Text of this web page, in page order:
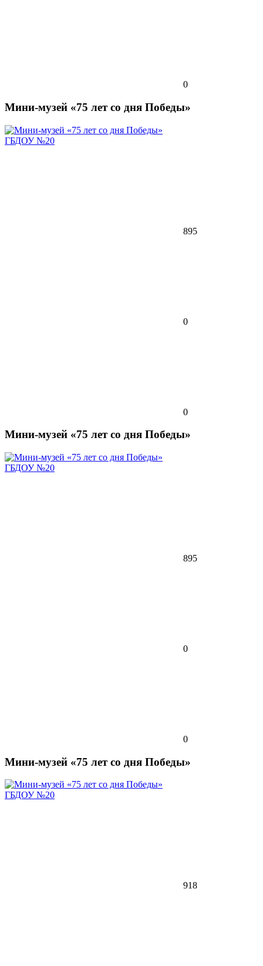
0
Мини-музей «75 лет со дня Победы»
ГБДОУ №20
895
0
0
Мини-музей «75 лет со дня Победы»
ГБДОУ №20
895
0
0
Мини-музей «75 лет со дня Победы»
ГБДОУ №20
918